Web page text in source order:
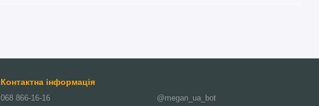
Контактна інформація
068 866-16-16 @megan_ua_bot